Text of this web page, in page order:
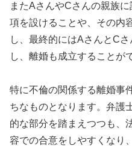
またAさんやCさんの親族
項を設けることや、その内
し、最終的にはAさんとC
し、離婚も成立することが
特に不倫の関係する離婚事
ちなものとなります。弁護
的な部分を踏まえつつも、
容での合意をしやすくなり